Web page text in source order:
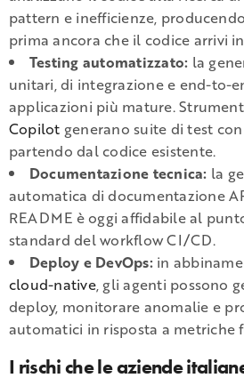
pattern e inefficienze,
prima ancora che il codice arrivi
Testing automatizzato: la
unitari, di integrazione e end-to-
applicazioni più mature.
Copilot generano suite di test
partendo dal codice esistente.
Documentazione tecnica: la
automatica di documentazione
README è oggi affidabile al
standard del workflow CI/CD.
Deploy e DevOps:in
cloud-native, gli agenti possono
deploy, monitorare anomalie e
automatici in risposta a metriche
I rischi che le aziende